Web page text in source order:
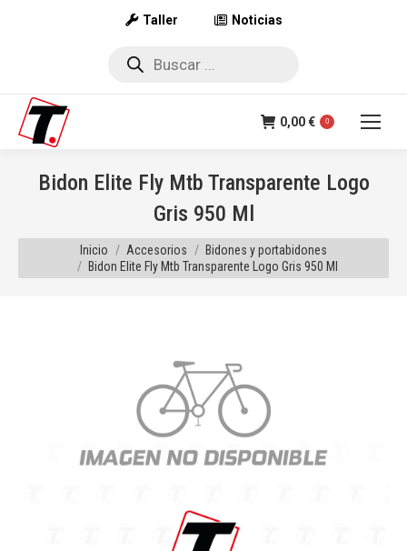
Taller Noticias
Búsqueda
0,00€ 0
Bidon Elite Fly Mtb Transparente Logo
Gris 950 Ml
Estás aquí:
Inicio Accesorios
Bidones y portabidones
Bidon Elite Fly Mtb Transparente Logo Gris 950 Ml